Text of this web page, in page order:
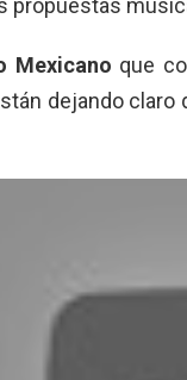
Mexicano que
dejando claro